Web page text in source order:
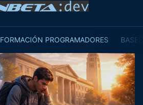
FORMACIÓN PROGRAMADORES